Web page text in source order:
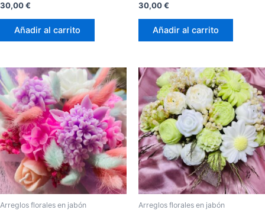
30,00€
Añadir al carrito
30,00€
Añadir al carrito
Arreglos florales en jabón Arreglos florales en jabón